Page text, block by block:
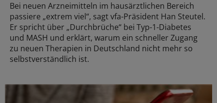
Bei neuen Arzneimitteln im hausärztlichen Bereich
passiere „extrem viel“, sagt vfa-Präsident Han Steutel.
Er spricht über „Durchbrüche“ bei Typ-1-Diabetes
und MASH und erklärt, warum ein schneller Zugang
zu neuen Therapien in Deutschland nicht mehr so
selbstverständlich ist.